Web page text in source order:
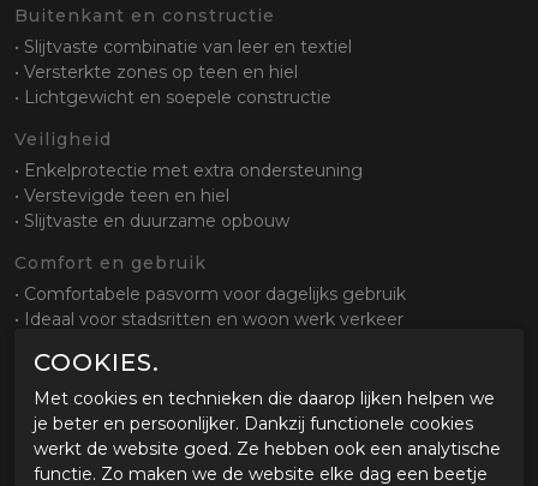
Buitenkant en constructie
• Slijtvaste combinatie van leer en textiel
• Versterkte zones op teen en hiel
• Lichtgewicht en soepele constructie
Veiligheid
• Enkelprotectie met extra ondersteuning
• Verstevigde teen en hiel
• Slijtvaste en duurzame opbouw
Comfort en gebruik
• Comfortabele pasvorm voor dagelijks gebruik
• Ideaal voor stadsritten en woon werk verkeer
Sluiting en pasvorm
• Vetersluiting gecombineerd met klittenband
• Goede aansluiting rond de voet
• Eenvoudig aan en uit te trekken
COOKIES.
Met cookies en technieken die daarop lijken helpen we
je beter en persoonlijker. Dankzij functionele cookies
werkt de website goed. Ze hebben ook een analytische
functie. Zo maken we de website elke dag een beetje